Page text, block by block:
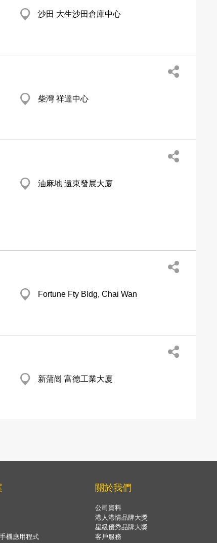
沙田 大生沙田倉庫中心
柴灣 祥達中心
油麻地 遠東發展大廈
Fortune Fty Bldg, Chai Wan
新蒲崗 富德工業大廈
機應用程式
關於我們
公司資料
港人港情品牌大獎
星級優秀品牌大獎
客戶服務